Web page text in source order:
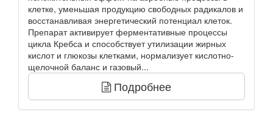
клетке, уменьшая продукцию свободных радикалов и
восстанавливая энергетический потенциал клеток.
Препарат активирует ферментативные процессы
цикла Кребса и способствует утилизации жирных
кислот и глюкозы клетками, нормализует кислотно-
щелочной баланс и газовый...
Подробнее